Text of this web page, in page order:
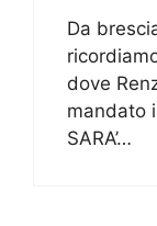
Da
dove
mandato
SARA’…